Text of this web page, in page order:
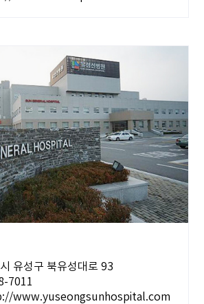
유성구 북유성대로 93
7011
www.yuseongsunhospital.com